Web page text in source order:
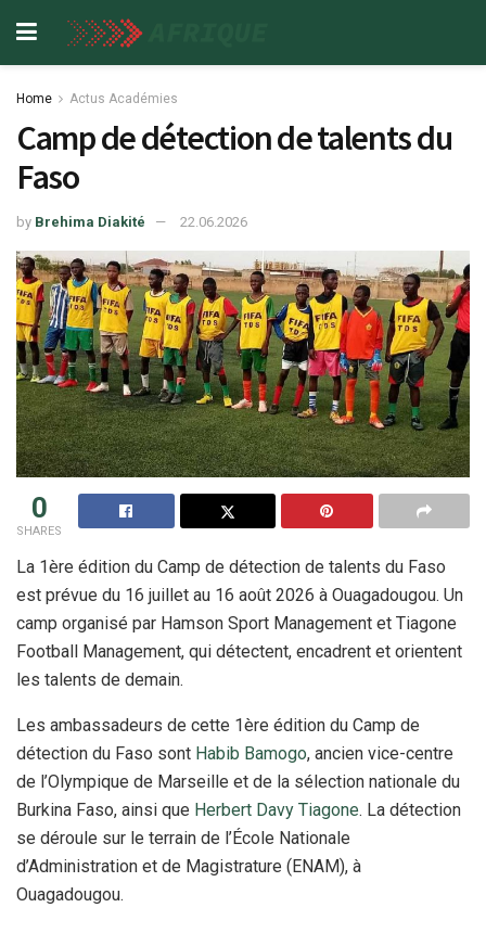
Home Actus Académies
Camp de détection de talents du
Faso
by Brehima Diakité 22.06.2026
0
SHARES
La 1ère édition du Camp de détection de talents du Faso
est prévue du 16 juillet au 16 août 2026 à Ouagadougou. Un
camp organisé par Hamson Sport Management et Tiagone
Football Management, qui détectent, encadrent et orientent
les talents de demain.
Les ambassadeurs de cette 1ère édition du Camp de
détection du Faso sont Habib Bamogo, ancien vice-centre
de l’Olympique de Marseille et de la sélection nationale du
Burkina Faso, ainsi que Herbert Davy Tiagone. La détection
se déroule sur le terrain de l’École Nationale
d’Administration et de Magistrature (ENAM), à
Ouagadougou.